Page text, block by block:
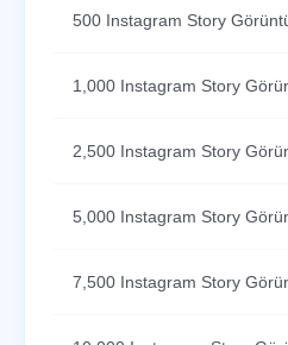
500 Instagram Story
1,000 Instagram Story
2,500 Instagram Story
5,000 Instagram Story
7,500 Instagram Story